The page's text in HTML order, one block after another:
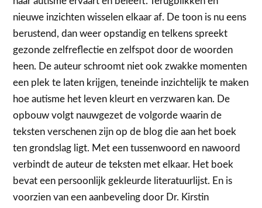
nieuwe inzichten wisselen elkaar af. De toon is nu eens
berustend, dan weer opstandig en telkens spreekt
gezonde zelfreflectie en zelfspot door de woorden
heen. De auteur schroomt niet ook zwakke momenten
een plek te laten krijgen, teneinde inzichtelijk te maken
hoe autisme het leven kleurt en verzwaren kan. De
opbouw volgt nauwgezet de volgorde waarin de
teksten verschenen zijn op de blog die aan het boek
ten grondslag ligt. Met een tussenwoord en nawoord
verbindt de auteur de teksten met elkaar. Het boek
bevat een persoonlijk gekleurde literatuurlijst. En is
voorzien van een aanbeveling door Dr. Kirstin